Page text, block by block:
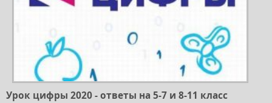
Урок цифры 2020 - ответы на 5-7 и 8-11 класс